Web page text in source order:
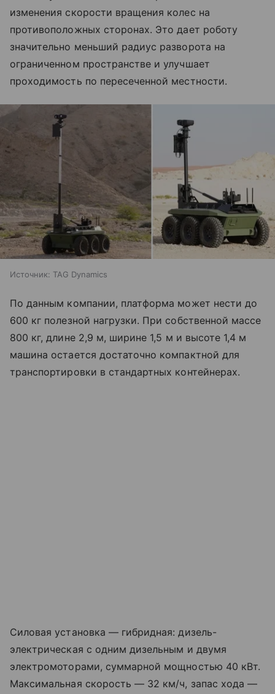
изменения скорости вращения колес на
противоположных сторонах. Это дает роботу
значительно меньший радиус разворота на
ограниченном пространстве и улучшает
проходимость по пересеченной местности.
Источник: TAG Dynamics
По данным компании, платформа может нести до
600 кг полезной нагрузки. При собственной массе
800 кг, длине 2,9 м, ширине 1,5 м и высоте 1,4 м
машина остается достаточно компактной для
транспортировки в стандартных контейнерах.
Силовая установка — гибридная: дизель-
электрическая с одним дизельным и двумя
электромоторами, суммарной мощностью 40 кВт.
Максимальная скорость — 32 км/ч, запас хода —